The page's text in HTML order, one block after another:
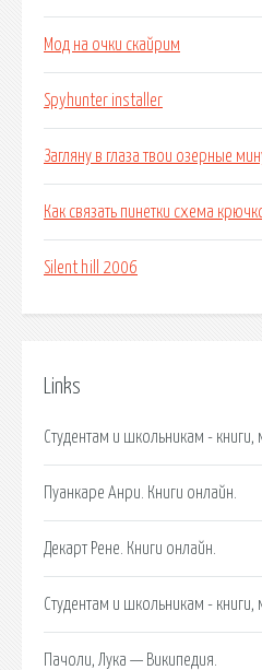
Мод на очки скайрим
Spyhunter installer
Загляну в глаза твои озерные
Как связать пинетки схема
Silent hill 2006
Links
Студентам и школьникам - книги,
Пуанкаре Анри. Книги онлайн.
Декарт Рене. Книги онлайн.
Студентам и школьникам - книги,
Пачоли, Лука — Википедия.